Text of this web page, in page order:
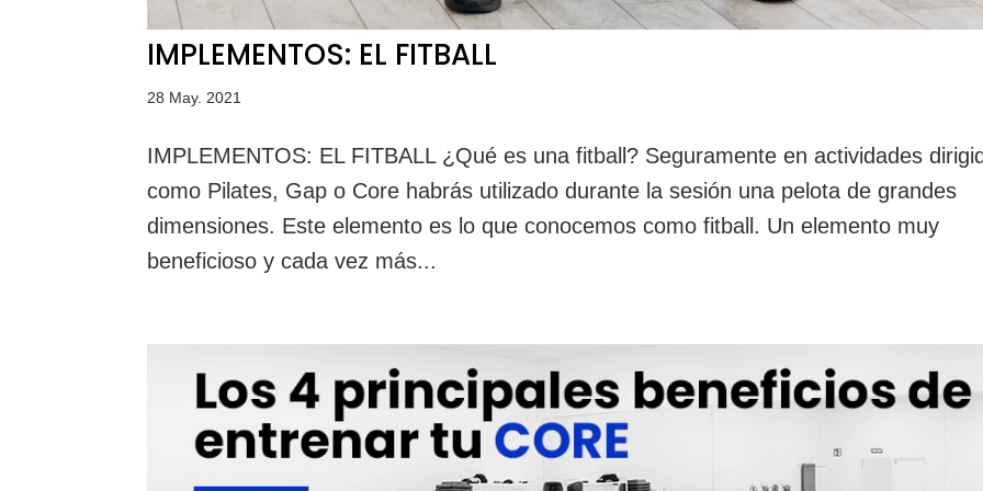
IMPLEMENTOS: EL FITBALL
28 May. 2021
IMPLEMENTOS: EL FITBALL ¿Qué es una fitball? Seguramente en actividades
como Pilates, Gap o Core habrás utilizado durante la sesión una pelota de grandes
dimensiones. Este elemento es lo que conocemos como fitball. Un elemento muy
beneficioso y cada vez más...